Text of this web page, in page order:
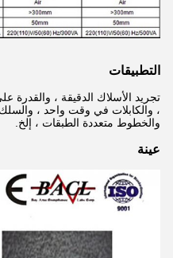
التطبيقات
تجريد الأسلاك الدقيقة ،
، والكابلات في وقت واحد ، والسلك
والخطوط متعددة الطبقات ، إلخ.
عينة